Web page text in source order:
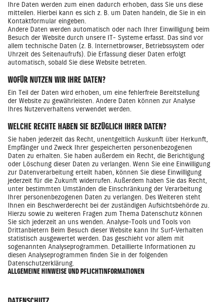
Ihre Daten werden zum einen dadurch erhoben, dass Sie uns diese
mitteilen. Hierbei kann es sich z. B. um Daten handeln, die Sie in ein
Kontaktformular eingeben.
Andere Daten werden automatisch oder nach Ihrer Einwilligung beim
Besuch der Website durch unsere IT- Systeme erfasst. Das sind vor
allem technische Daten (z. B. Internetbrowser, Betriebssystem oder
Uhrzeit des Seitenaufrufs). Die Erfassung dieser Daten erfolgt
automatisch, sobald Sie diese Website betreten.
WOFÜR NUTZEN WIR IHRE DATEN?
Ein Teil der Daten wird erhoben, um eine fehlerfreie Bereitstellung
der Website zu gewährleisten. Andere Daten können zur Analyse
Ihres Nutzerverhaltens verwendet werden.
WELCHE RECHTE HABEN SIE BEZÜGLICH IHRER DATEN?
Sie haben jederzeit das Recht, unentgeltlich Auskunft über Herkunft,
Empfänger und Zweck Ihrer gespeicherten personenbezogenen
Daten zu erhalten. Sie haben außerdem ein Recht, die Berichtigung
oder Löschung dieser Daten zu verlangen. Wenn Sie eine Einwilligung
zur Datenverarbeitung erteilt haben, können Sie diese Einwilligung
jederzeit für die Zukunft widerrufen. Außerdem haben Sie das Recht,
unter bestimmten Umständen die Einschränkung der Verarbeitung
Ihrer personenbezogenen Daten zu verlangen. Des Weiteren steht
Ihnen ein Beschwerderecht bei der zuständigen Aufsichtsbehörde zu.
Hierzu sowie zu weiteren Fragen zum Thema Datenschutz können
Sie sich jederzeit an uns wenden. Analyse-Tools und Tools von
Drittanbietern Beim Besuch dieser Website kann Ihr Surf-Verhalten
statistisch ausgewertet werden. Das geschieht vor allem mit
sogenannten Analyseprogrammen. Detaillierte Informationen zu
diesen Analyseprogrammen finden Sie in der folgenden
Datenschutzerklärung.
ALLGEMEINE HINWEISE UND PFLICHTINFORMATIONEN